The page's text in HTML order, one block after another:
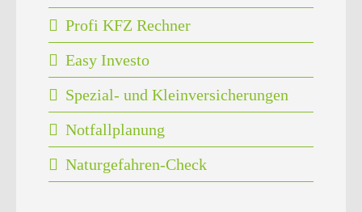
Profi KFZ Rechner
Easy Investo
Spezial- und Kleinversicherungen
Notfallplanung
Naturgefahren-Check